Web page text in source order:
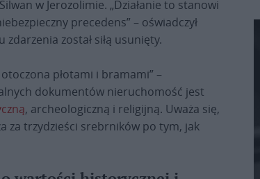
w Jerozolimie. „Działanie to stanowi
precedens” – oświadczył
został siłą usunięty.
płotami i bramami” –
dokumentów nieruchomość jest
, archeologiczną i religijną. Uważa się,
za trzydzieści srebrników po tym, jak